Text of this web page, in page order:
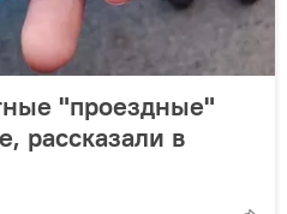
"проездные"
рассказали в